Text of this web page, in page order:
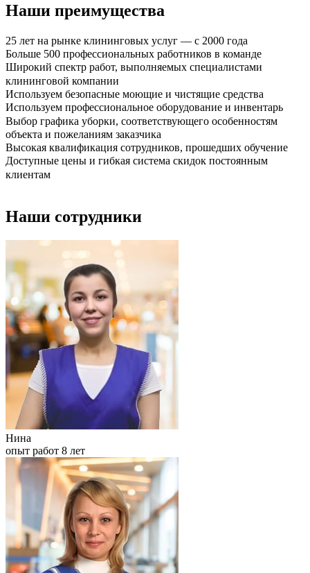
Наши преимущества
25 лет на рынке клининговых услуг — с 2000 года
Больше 500 профессиональных работников в команде
Широкий спектр работ, выполняемых специалистами
клининговой компании
Используем безопасные моющие и чистящие средства
Используем профессиональное оборудование и инвентарь
Выбор графика уборки, соответствующего особенностям
объекта и пожеланиям заказчика
Высокая квалификация сотрудников, прошедших обучение
Доступные цены и гибкая система скидок постоянным
клиентам
Наши сотрудники
Нина
опыт работ 8 лет